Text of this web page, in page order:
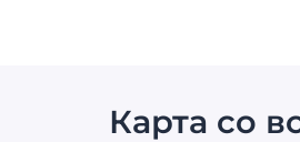
Карта со